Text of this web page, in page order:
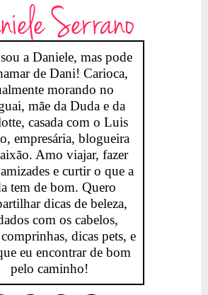
Serrano
a Daniele, mas pode
de Dani! Carioca,
morando no
mãe da Duda e da
casada com o Luis
empresária, blogueira
Amo viajar, fazer
e curtir o que a
tem de bom. Quero
dicas de beleza,
com os cabelos,
dicas pets, e
eu encontrar de bom
pelo caminho!